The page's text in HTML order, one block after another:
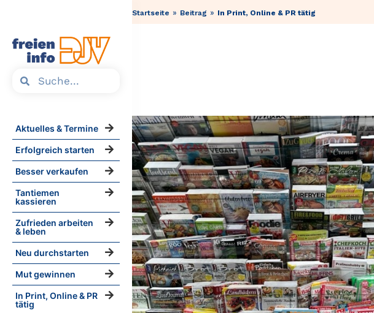
Aktuelles & Termine
Erfolgreich starten
Besser verkaufen
Tantiemen
kassieren
Zufrieden arbeiten
& leben
Neu durchstarten
Mut gewinnen
In Print, Online & PR
tätig
Startseite » Beitrag » In Print, Online & PR tätig